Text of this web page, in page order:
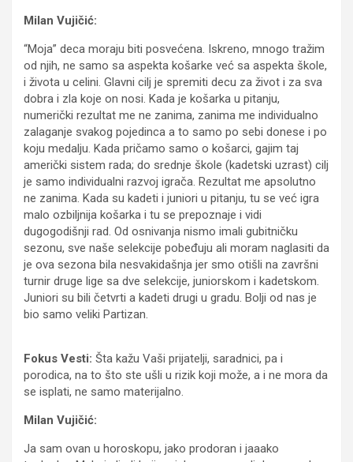
Milan Vujičić:
“Moja” deca moraju biti posvećena. Iskreno, mnogo tražim
od njih, ne samo sa aspekta košarke već sa aspekta škole,
i života u celini. Glavni cilj je spremiti decu za život i za sva
dobra i zla koje on nosi. Kada je košarka u pitanju,
numerički rezultat me ne zanima, zanima me individualno
zalaganje svakog pojedinca a to samo po sebi donese i po
koju medalju. Kada pričamo samo o košarci, gajim taj
američki sistem rada; do srednje škole (kadetski uzrast) cilj
je samo individualni razvoj igrača. Rezultat me apsolutno
ne zanima. Kada su kadeti i juniori u pitanju, tu se već igra
malo ozbiljnija košarka i tu se prepoznaje i vidi
dugogodišnji rad. Od osnivanja nismo imali gubitničku
sezonu, sve naše selekcije pobeđuju ali moram naglasiti da
je ova sezona bila nesvakidašnja jer smo otišli na završni
turnir druge lige sa dve selekcije, juniorskom i kadetskom.
Juniori su bili četvrti a kadeti drugi u gradu. Bolji od nas je
bio samo veliki Partizan.
Fokus Vesti: Šta kažu Vaši prijatelji, saradnici, pa i
porodica, na to što ste ušli u rizik koji može, a i ne mora da
se isplati, ne samo materijalno.
Milan Vujičić:
Ja sam ovan u horoskopu, jako prodoran i jaaako